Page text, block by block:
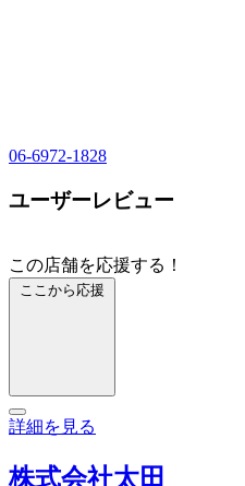
06-6972-1828
ユーザーレビュー
この店舗を応援する！
ここから応援
詳細を見る
株式会社太田